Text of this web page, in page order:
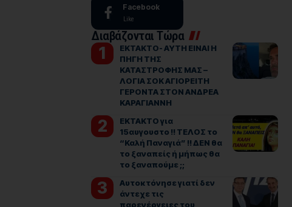
Facebook
Like
Διαβάζονται Τώρα
ΕΚΤΑΚΤΟ- ΑΥΤΗ ΕΙΝΑΙ Η
ΠΗΓΗ ΤΗΣ
ΚΑΤΑΣΤΡΟΦΗΣ ΜΑΣ –
ΛΟΓΙΑ ΣΟΚ ΑΓΙΟΡΕΙΤΗ
ΓΕΡΟΝΤΑ ΣΤΟΝ ΑΝΔΡΕΑ
ΚΑΡΑΓΙΑΝΝΗ
ΕΚΤΑΚΤΟ για
15αυγουστο !! ΤΕΛΟΣ το
“Καλή Παναγιά” !! ΔΕΝ θα
το ξαναπείς ή μήπως θα
το ξαναπούμε ;;
Αυτοκτόνησε γιατί δεν
άντεχε τις
παρενέργειες του